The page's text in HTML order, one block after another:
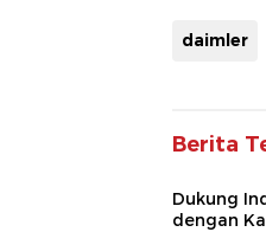
daimler
Berita
Dukung
dengan